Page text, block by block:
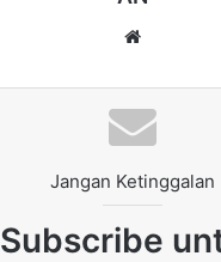
Jangan Ketinggalan
Subscribe